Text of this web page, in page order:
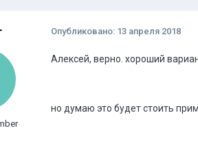
Опубликовано: 13 апреля 2018
Алексей, верно. хороший
но думаю это будет стоить